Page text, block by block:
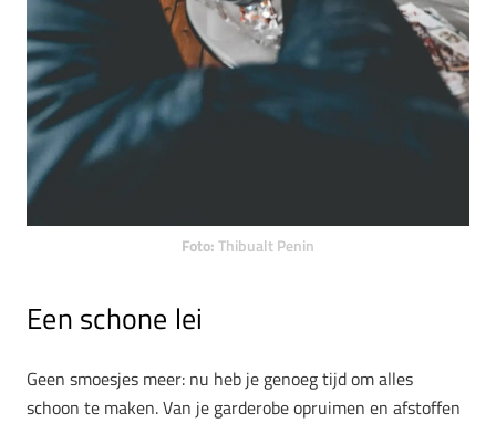
Foto: Thibualt Penin
Een schone lei
Geen smoesjes meer: nu heb je genoeg tijd om alles
schoon te maken. Van je garderobe opruimen en afstoffen